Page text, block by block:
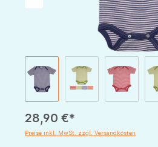
28,90 €*
Preise inkl. MwSt. zzgl. Versandkosten